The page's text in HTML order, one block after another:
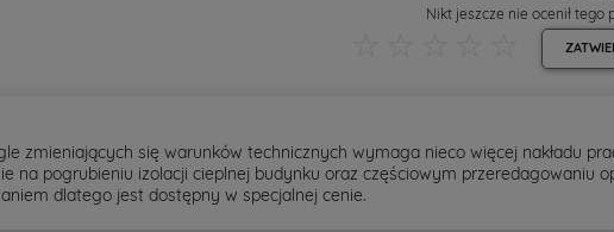
Nikt jeszcze nie ocenił tego
zmieniających się warunków technicznych wymaga nieco więcej nakładu
na pogrubieniu izolacji cieplnej budynku oraz częściowym przeredagowaniu
dlatego jest dostępny w specjalnej cenie.